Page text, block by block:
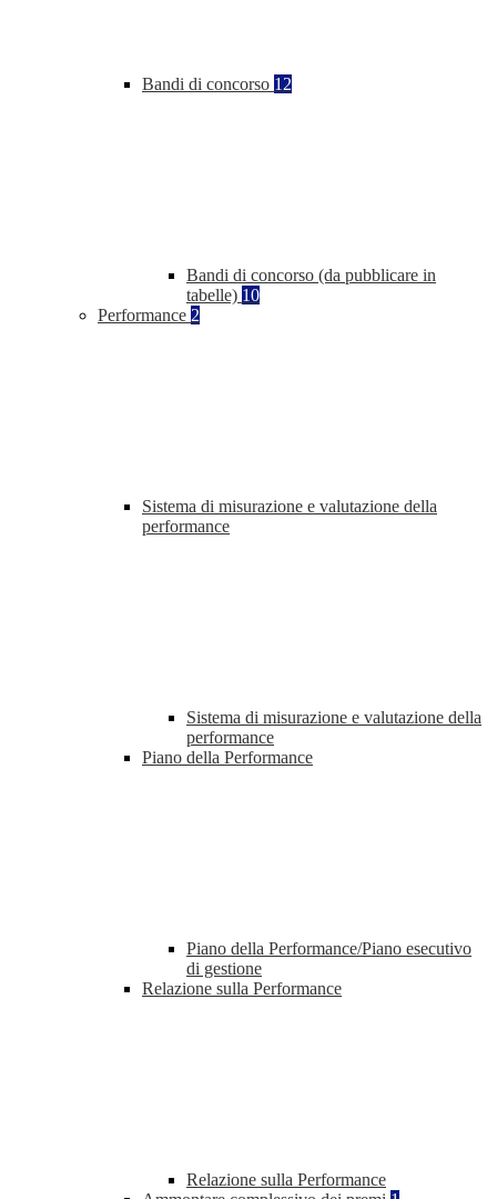
Bandi di concorso 12
Bandi di concorso (da pubblicare in
tabelle) 10
Performance 2
Sistema di misurazione e valutazione della
performance
Sistema di misurazione e valutazione della
performance
Piano della Performance
Piano della Performance/Piano esecutivo
di gestione
Relazione sulla Performance
Relazione sulla Performance